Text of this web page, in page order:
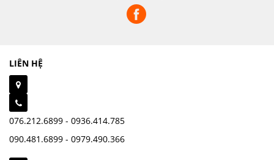
LIÊN HỆ
076.212.6899 - 0936.414.785
090.481.6899 - 0979.490.366